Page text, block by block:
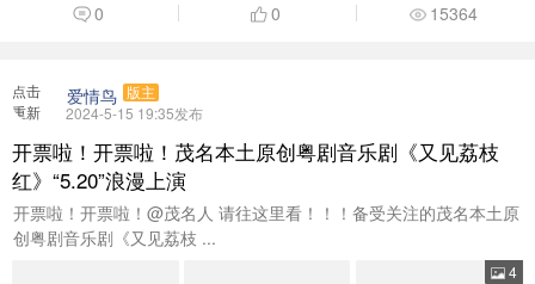
0
0 15364
点击
重新
爱情鸟 版主
2024-5-15 19:35发布
开票啦！开票啦！茂名本土原创粤剧音乐剧《又见荔枝
红》“5.20”浪漫上演
开票啦！开票啦！@茂名人 请往这里看！！！备受关注的茂名本土原
创粤剧音乐剧《又见荔枝 ...
4